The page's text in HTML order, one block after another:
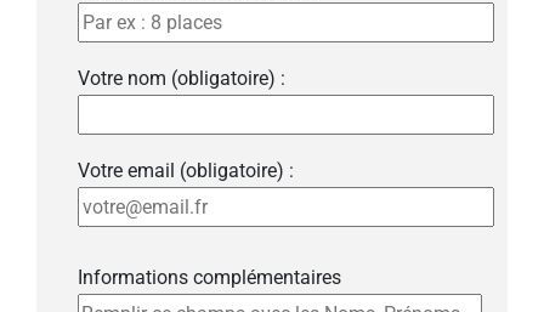
Votre nom (obligatoire) :
Votre email (obligatoire) :
Informations complémentaires